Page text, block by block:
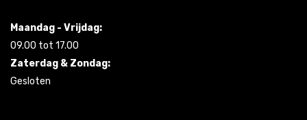
Maandag - Vrijdag:
09.00 tot 17.00
Zaterdag & Zondag:
Gesloten